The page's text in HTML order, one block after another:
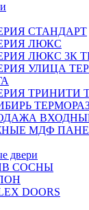
СТАНДАРТ
ЛЮКС
ЛЮКС 3К
УЛИЦА
ТРИНИТИ
МДФ
двери
СОСНЫ
DOORS